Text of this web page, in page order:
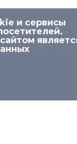
персональных
и сервисы